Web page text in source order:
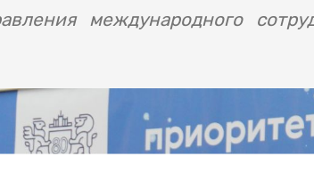
международного